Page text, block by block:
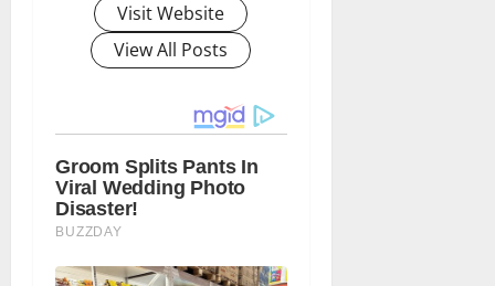
Visit Website
View All Posts